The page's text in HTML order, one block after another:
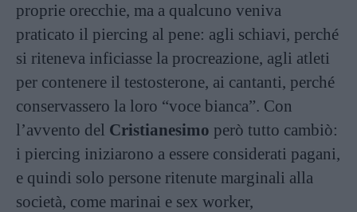
proprie orecchie, ma a qualcuno veniva
praticato il piercing al pene: agli schiavi, perché
si riteneva inficiasse la procreazione, agli atleti
per contenere il testosterone, ai cantanti, perché
conservassero la loro “voce bianca”. Con
l’avvento del Cristianesimo però tutto cambiò:
i piercing iniziarono a essere considerati pagani,
e quindi solo persone ritenute marginali alla
società, come marinai e sex worker,